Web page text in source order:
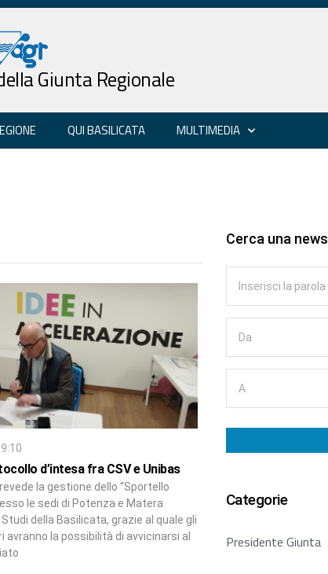
Giunta Regionale
QUI BASILICATA MULTIMEDIA
d’intesa fra CSV e Unibas
la gestione dello “Sportello
le sedi di Potenza e Matera
Studi della Basilicata, grazie al quale gli
la possibilità di avvicinarsi al
Cerca una news
Categorie
Presidente Giunta